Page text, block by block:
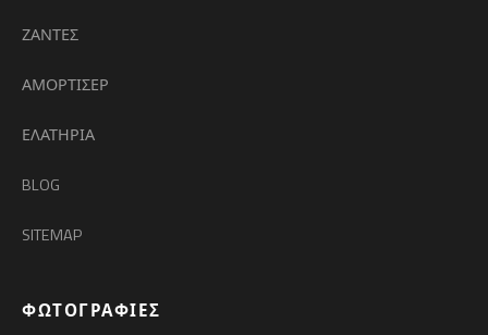
ΖΑΝΤΕΣ
ΑΜΟΡΤΙΣΕΡ
ΕΛΑΤΗΡΙΑ
BLOG
SITEMAP
ΦΩΤΟΓΡΑΦΊΕΣ